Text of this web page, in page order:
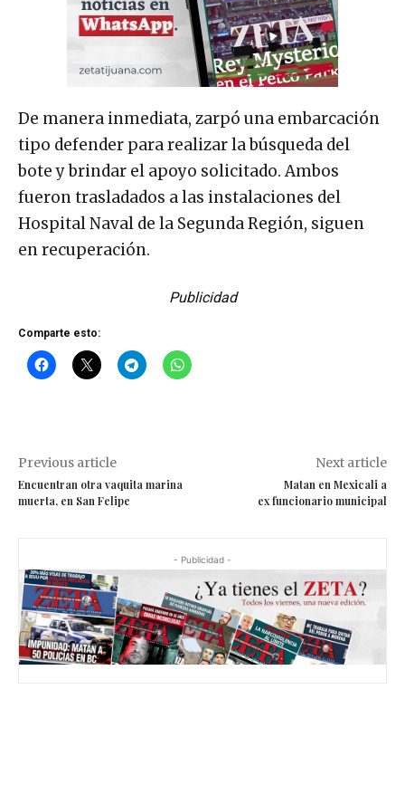
De manera inmediata, zarpó una embarcación
tipo defender para realizar la búsqueda del
bote y brindar el apoyo solicitado. Ambos
fueron trasladados a las instalaciones del
Hospital Naval de la Segunda Región, siguen
en recuperación.
Publicidad
Comparte esto:
Previous article
Encuentran otra vaquita marina
muerta, en San Felipe
Next article
Matan en Mexicali a
ex funcionario municipal
- Publicidad -